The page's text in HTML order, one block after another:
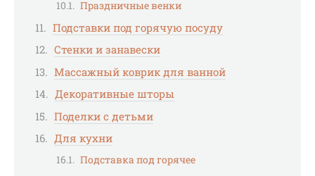
Праздничные венки
Подставки под горячую посуду
Стенки и занавески
Массажный коврик для ванной
Декоративные шторы
Поделки с детьми
Для кухни
Подставка под горячее